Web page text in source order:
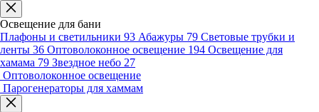
Освещение для бани
Плафоны и светильники 93 Абажуры 79 Световые трубки и
ленты 36 Оптоволоконное освещение 194 Освещение для
хамама 79 Звездное небо 27
Оптоволоконное освещение
Парогенераторы для хаммам